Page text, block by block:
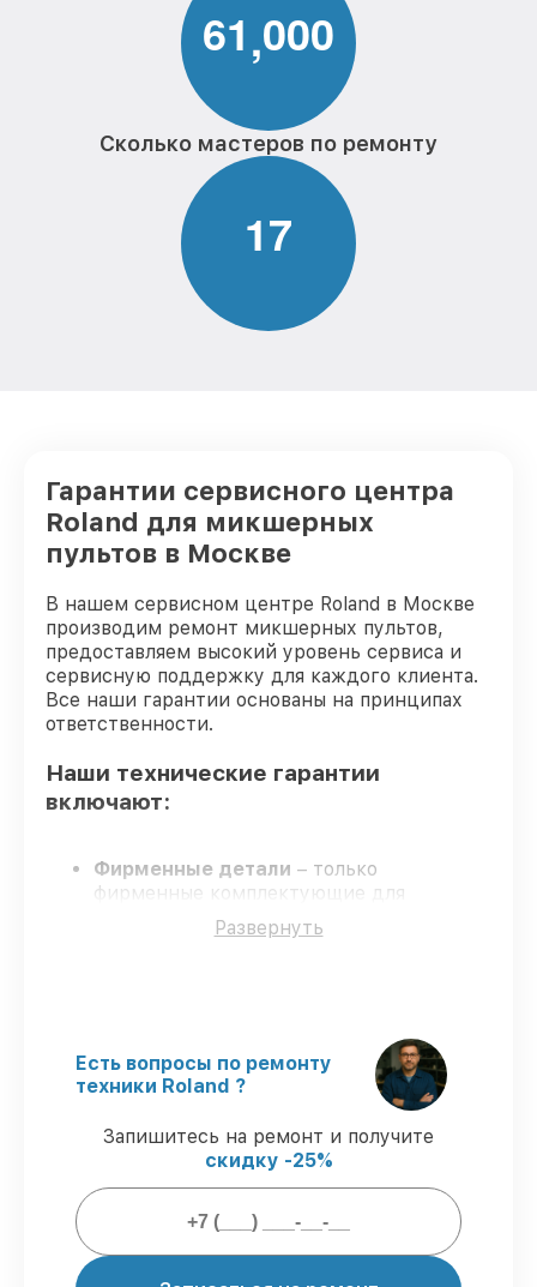
61,000
Сколько мастеров по ремонту
17
Гарантии сервисного центра
Roland для микшерных
пультов в Москве
В нашем сервисном центре Roland в Москве
производим ремонт микшерных пультов,
предоставляем высокий уровень сервиса и
сервисную поддержку для каждого клиента.
Все наши гарантии основаны на принципах
ответственности.
Наши технические гарантии
включают:
Фирменные детали – только
фирменные комплектующие для
восстановления микшерных пультов.
Квалифицированные специалисты
гарантируем завершение починки без
задержек.
Официальная гарантия
восстановление с полным гарантийным
сопровождением.
Гарантии сервиса на восстановление
микшерных пультов:
Развернуть
Есть вопросы по ремонту
техники Roland ?
Запишитесь на ремонт и получите
скидку -25%